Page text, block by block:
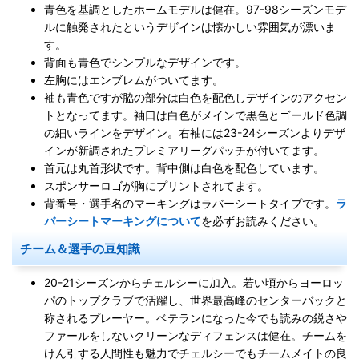
青色を基調としたホームモデルは健在。97-98シーズンモデ
ルに触発されたというデザインは懐かしい雰囲気が漂いま
す。
背面も青色でシンプルなデザインです。
左胸にはエンブレムがついてます。
袖も青色ですが脇の部分は白色を配色しデザインのアクセン
トとなってます。袖口は白色がメインで黒色とゴールド色調
の細いラインをデザイン。右袖には23-24シーズンよりデザ
インが新調されたプレミアリーグパッチが付いてます。
首元は丸首形状です。背中側は白色を配色しています。
スポンサーロゴが胸にプリントされてます。
背番号・選手名のマーキングはラバーシートタイプです。 ラ
バーシートマーキングについてを必ずお読みください。
チーム＆選手の豆知識
20-21シーズンからチェルシーに加入。若い頃からヨーロッ
パのトップクラブで活躍し、世界最高峰のセンターバックと
称されるプレーヤー。ベテランになった今でも読みの鋭さや
ファールをしないクリーンなディフェンスは健在。チームを
けん引する人間性も魅力でチェルシーでもチームメイトの良